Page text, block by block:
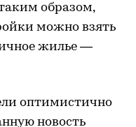
образом,
можно взять
жилье —
оптимистично
новость